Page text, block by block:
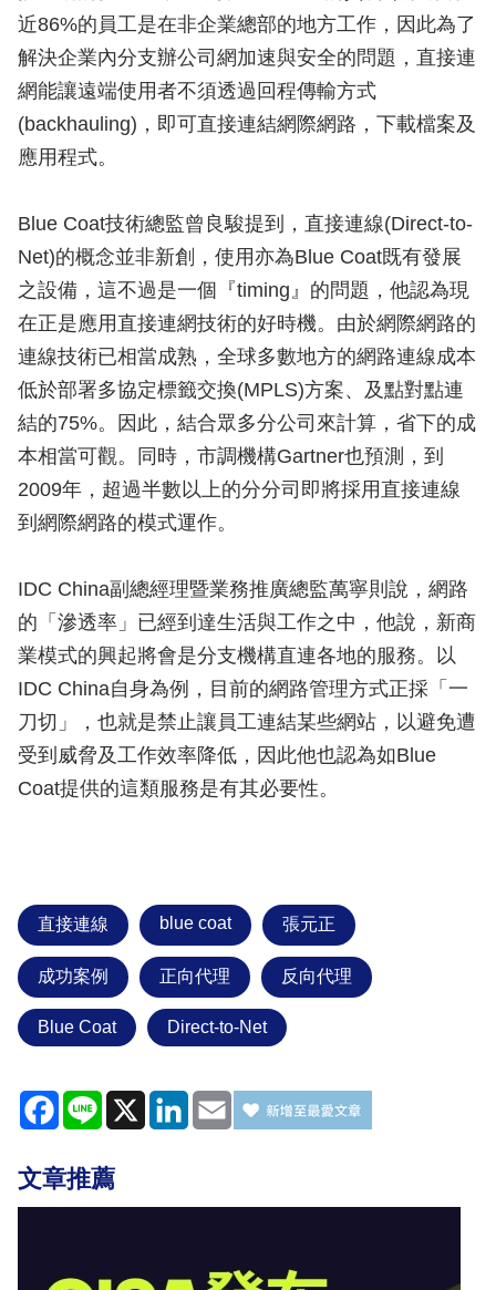
近86%的員工是在非企業總部的地方工作，因此為了
解決企業內分支辦公司網加速與安全的問題，直接連
網能讓遠端使用者不須透過回程傳輸方式
(backhauling)，即可直接連結網際網路，下載檔案及
應用程式。
Blue Coat技術總監曾良駿提到，直接連線(Direct-to-
Net)的概念並非新創，使用亦為Blue Coat既有發展
之設備，這不過是一個『timing』的問題，他認為現
在正是應用直接連網技術的好時機。由於網際網路的
連線技術已相當成熟，全球多數地方的網路連線成本
低於部署多協定標籤交換(MPLS)方案、及點對點連
結的75%。因此，結合眾多分公司來計算，省下的成
本相當可觀。同時，市調機構Gartner也預測，到
2009年，超過半數以上的分分司即將採用直接連線
到網際網路的模式運作。
IDC China副總經理暨業務推廣總監萬寧則說，網路
的「滲透率」已經到達生活與工作之中，他說，新商
業模式的興起將會是分支機構直連各地的服務。以
IDC China自身為例，目前的網路管理方式正採「一
刀切」，也就是禁止讓員工連結某些網站，以避免遭
受到威脅及工作效率降低，因此他也認為如Blue
Coat提供的這類服務是有其必要性。
直接連線 blue coat 張元正
成功案例 正向代理 反向代理
Blue Coat Direct-to-Net
Facebook
Line X LinkedIn
Email
文章推薦